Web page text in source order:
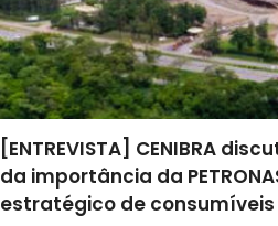
[ENTREVISTA] CENIBRA
da importância da
estratégico de consumíveis